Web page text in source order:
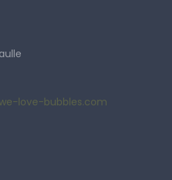
love-bubbles.com